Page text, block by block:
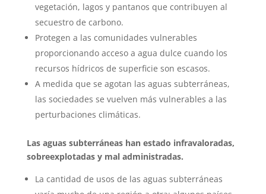
vegetación, lagos y pantanos que contribuyen al
secuestro de carbono.
Protegen a las comunidades vulnerables
proporcionando acceso a agua dulce cuando los
recursos hídricos de superficie son escasos.
A medida que se agotan las aguas subterráneas,
las sociedades se vuelven más vulnerables a las
perturbaciones climáticas.
Las aguas subterráneas han estado infravaloradas,
sobreexplotadas y mal administradas.
La cantidad de usos de las aguas subterráneas